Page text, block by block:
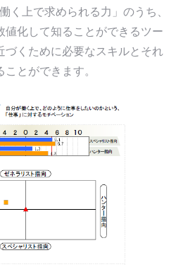
く上で求められる力」のうち、
値化して知ることができるツー
づくために必要なスキルとそれ
とができます。